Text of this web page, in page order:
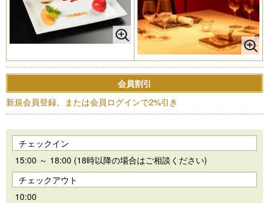
会員割引
新規会員登録、または会員ログインで2%引き
チェックイン
15:00 ～ 18:00 (18時以降の場合はご相談ください)
チェックアウト
10:00